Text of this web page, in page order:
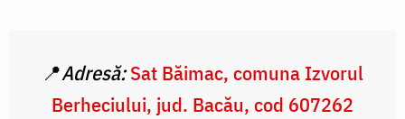
📍Adresă: Sat Băimac, comuna Izvorul
Berheciului, jud. Bacău, cod 607262